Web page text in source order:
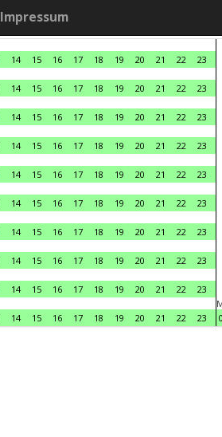
Impressum
14 15 16 17 18 19 20 21 22
23
14 15 16 17 18 19 20 21 22
23
14 15 16 17 18 19 20 21 22
23
14 15 16 17 18 19 20 21 22
23
14 15 16 17 18 19 20 21 22
23
14 15 16 17 18 19 20 21 22
23
14 15 16 17 18 19 20 21 22
23
14 15 16 17 18 19 20 21 22
23
14 15 16 17 18 19 20 21 22
23
14 15 16 17 18 19 20 21 22 23